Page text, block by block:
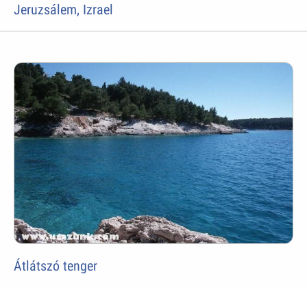
Jeruzsálem, Izrael
Átlátszó tenger